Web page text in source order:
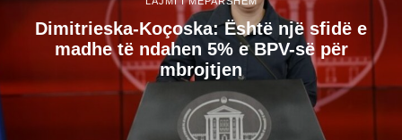
Dimitrieska-Koçoska: Është një sfidë e
madhe të ndahen 5% e BPV-së për
mbrojtjen